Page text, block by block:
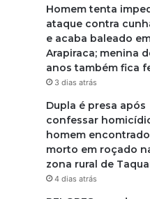
Homem tenta
ataque contra
e acaba baleado
Arapiraca; menina
anos também fica
3 dias atrás
Dupla é presa após
confessar
homem encontrado
morto em roçado
zona rural de
4 dias atrás